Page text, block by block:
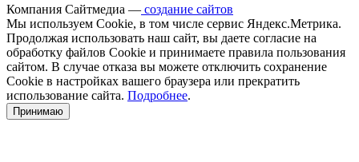
Компания Сайтмедиа — создание сайтов
Мы используем Cookie, в том числе сервис Яндекс.Метрика.
Продолжая использовать наш сайт, вы даете согласие на
обработку файлов Cookie и принимаете правила пользования
сайтом. В случае отказа вы можете отключить сохранение
Cookie в настройках вашего браузера или прекратить
использование сайта. Подробнее.
Принимаю